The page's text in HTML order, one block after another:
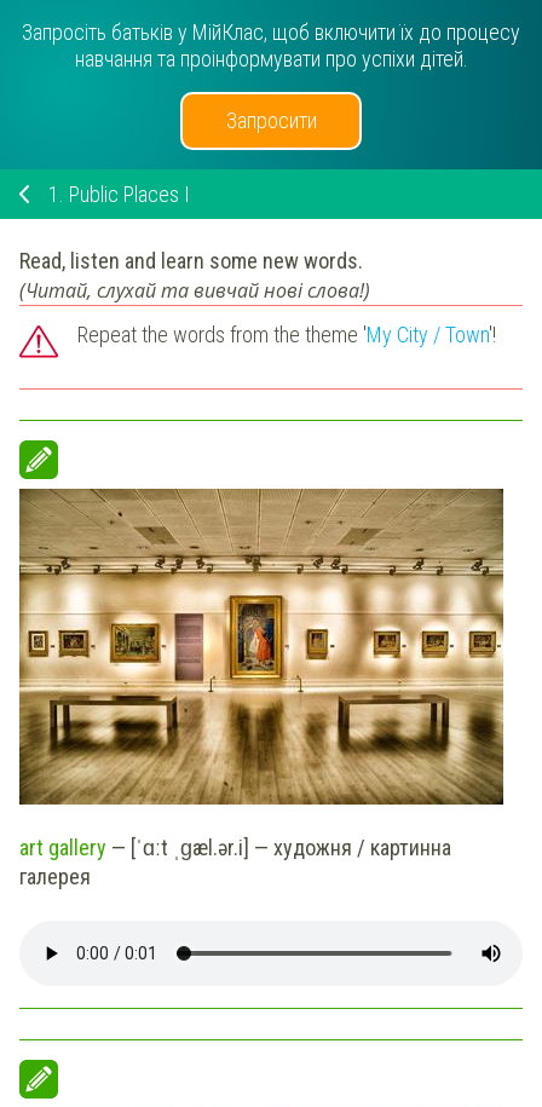
Запросіть батьків у МійКлас, щоб включити їх до процесу
навчання та проінформувати про успіхи дітей.
Запросити
1. Public Places I
Read, listen and learn some new words.
(Читай, слухай та вивчай нові слова!)
Repeat the words from the theme 'My City / Town'!
art gallery — [ˈɑːt ˌɡæl.ər.i] — художня / картинна
галерея